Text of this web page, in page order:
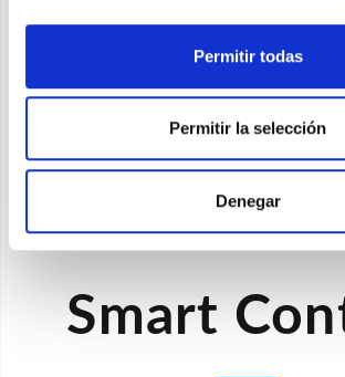
Permitir todas
Permitir la selección
Denegar
Pantalla retroiluminada con
a bordo de la máquina.
Contacto on/off para
Está presente una puerta
para el control del aire
BMS externos en lenguaje
Smart